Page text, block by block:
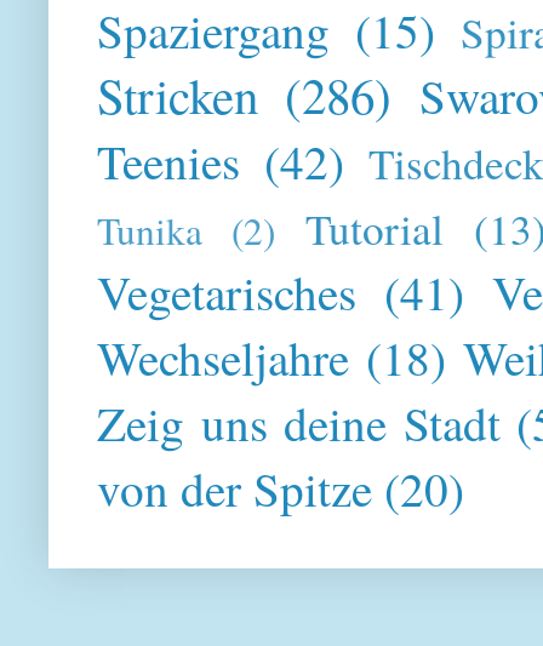
Spaziergang (15)
Stricken (286)
Teenies (42)
Tunika (2) Tutorial
Vegetarisches (41)
Wechseljahre (18)
Zeig uns deine Stadt
von der Spitze (20)